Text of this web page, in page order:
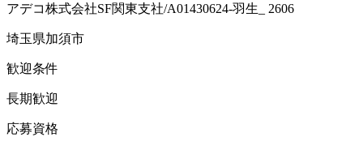
アデコ株式会社SF関東支社/A01430624-羽生_ 2606
埼玉県加須市
歓迎条件
長期歓迎
応募資格